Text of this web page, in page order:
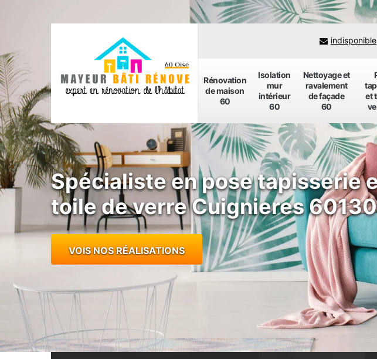
Rénovation
de maison
60
Isolation
mur
intérieur
60
Nettoyage et
ravalement
de façade
60
et
indisponible
Spécialiste en pose tapisserie
toile de verre Cuignieres 60130
VOIS NOS RÉALISATIONS